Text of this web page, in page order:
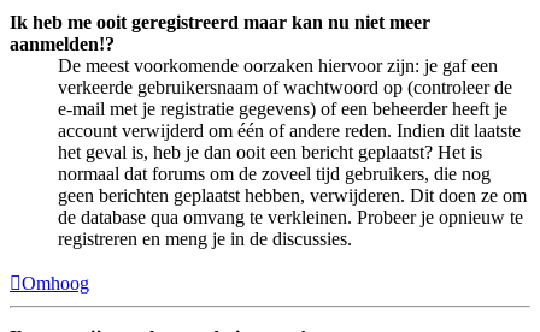
Ik heb me ooit geregistreerd maar kan nu niet meer
aanmelden!?
De meest voorkomende oorzaken hiervoor zijn: je gaf een
verkeerde gebruikersnaam of wachtwoord op (controleer de
e-mail met je registratie gegevens) of een beheerder heeft je
account verwijderd om één of andere reden. Indien dit laatste
het geval is, heb je dan ooit een bericht geplaatst? Het is
normaal dat forums om de zoveel tijd gebruikers, die nog
geen berichten geplaatst hebben, verwijderen. Dit doen ze om
de database qua omvang te verkleinen. Probeer je opnieuw te
registreren en meng je in de discussies.
Omhoog